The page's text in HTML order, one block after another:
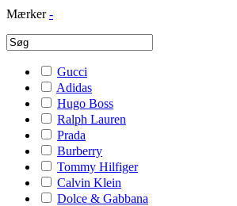
Mærker -
Gucci
Adidas
Hugo Boss
Ralph Lauren
Prada
Burberry
Tommy Hilfiger
Calvin Klein
Dolce & Gabbana